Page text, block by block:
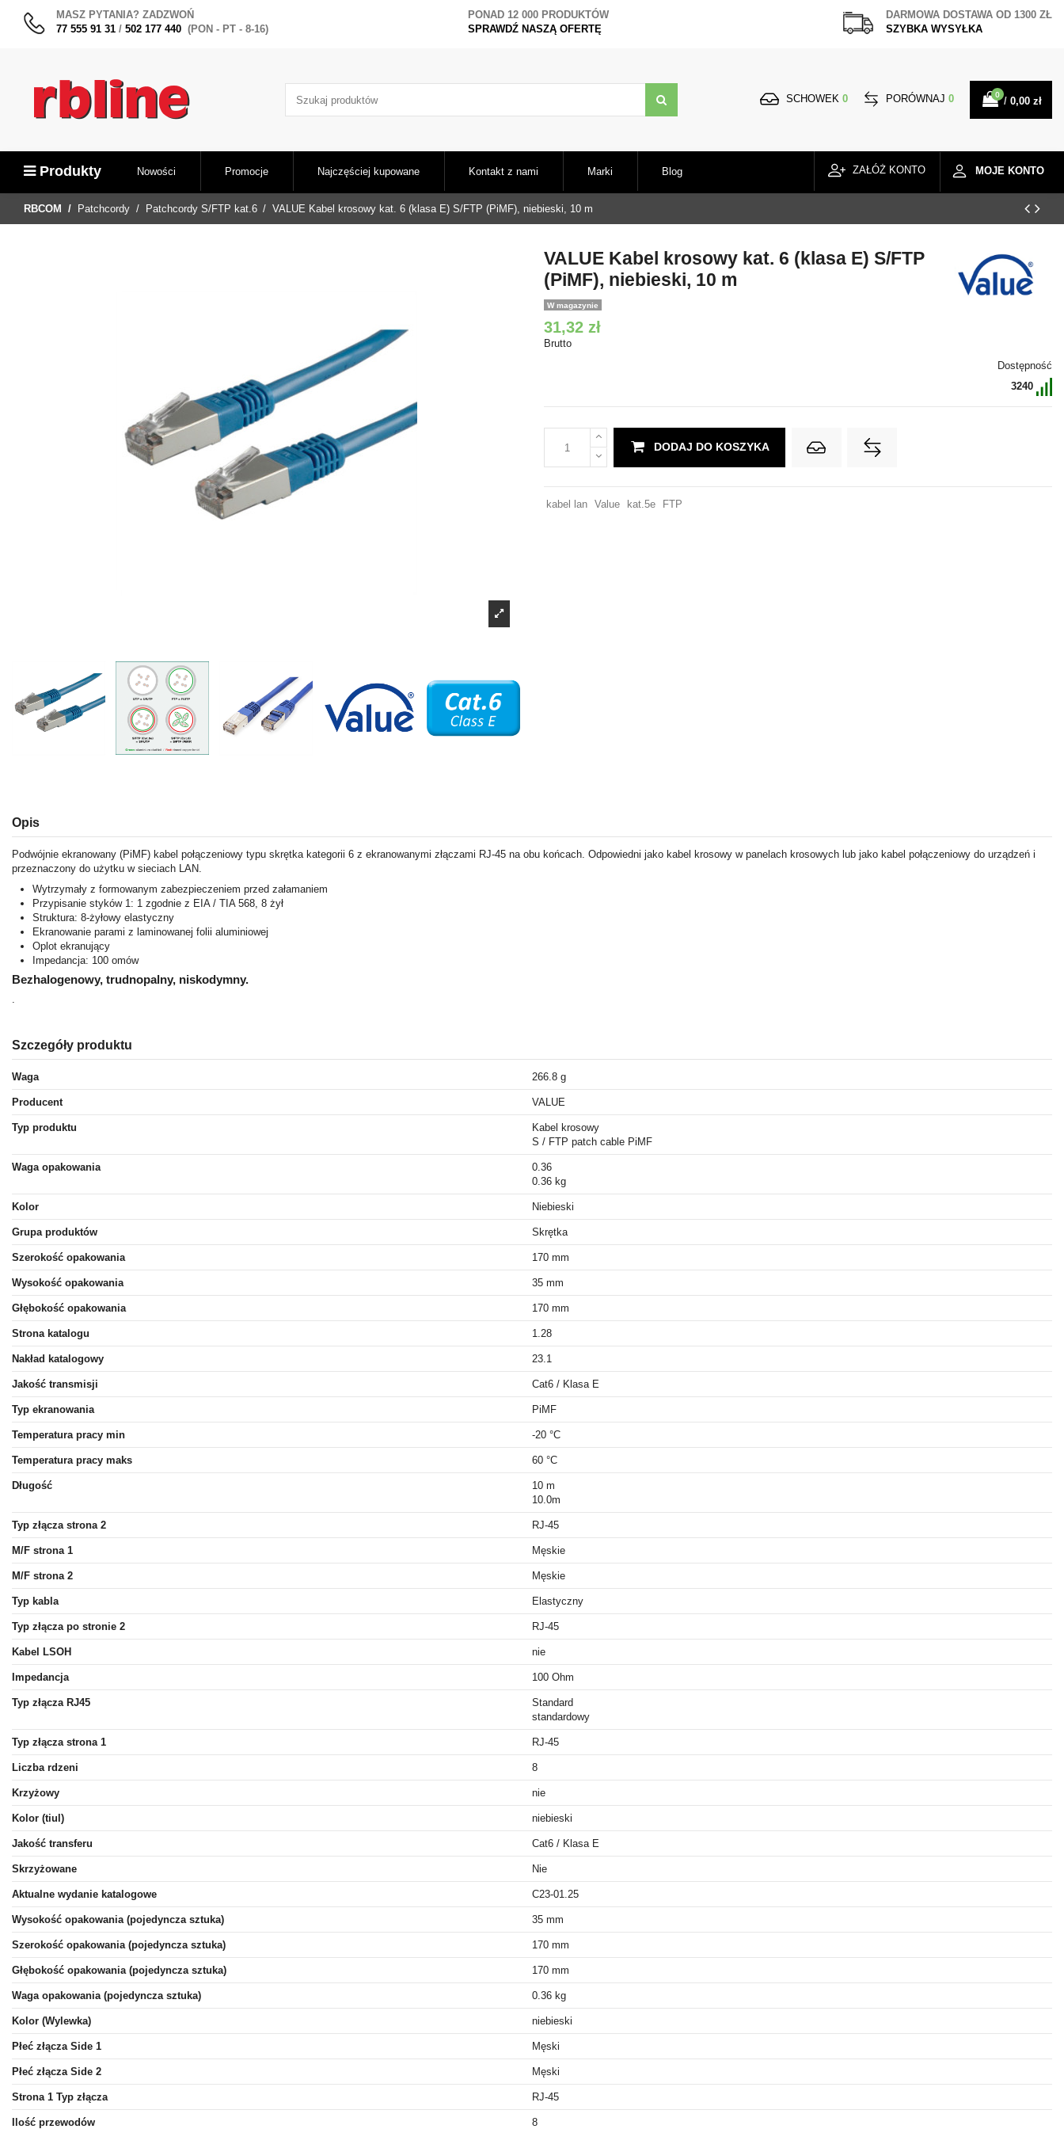
MASZ PYTANIA? ZADZWOŃ
77 555 91 31 / 502 177 440 (PON - PT - 8-16)
PONAD 12 000 PRODUKTÓW
SPRAWDŹ NASZĄ OFERTĘ
DARMOWA DOSTAWA OD 1300 ZŁ
SZYBKA WYSYŁKA
SCHOWEK 0 PORÓWNAJ 0 0
/ 0,00 zł
Produkty Nowości Promocje Najczęściej kupowane Kontakt z nami Marki Blog MOJE KONTO
ZAŁÓŻ KONTO
RBCOM Patchcordy Patchcordy S/FTP kat.6 VALUE Kabel krosowy kat. 6 (klasa E) S/FTP (PiMF), niebieski, 10 m
VALUE Kabel krosowy kat. 6 (klasa E) S/FTP
(PiMF), niebieski, 10 m
W magazynie
31,32 zł
Brutto
Dostępność
3240
DODAJ DO KOSZYKA
kabel lan Value kat.5e FTP
Opis
Podwójnie ekranowany (PiMF) kabel połączeniowy typu skrętka kategorii 6 z ekranowanymi złączami RJ-45 na obu końcach. Odpowiedni jako kabel krosowy w panelach krosowych lub jako kabel połączeniowy do urządzeń i
przeznaczony do użytku w sieciach LAN.
Wytrzymały z formowanym zabezpieczeniem przed załamaniem
Przypisanie styków 1: 1 zgodnie z EIA / TIA 568, 8 żył
Struktura: 8-żyłowy elastyczny
Ekranowanie parami z laminowanej folii aluminiowej
Oplot ekranujący
Impedancja: 100 omów
Bezhalogenowy, trudnopalny, niskodymny.
Szczegóły produktu
Waga 266.8 g
Producent VALUE
Typ produktu
Kabel krosowy
S / FTP patch cable PiMF
Waga opakowania
0.36
0.36 kg
Kolor Niebieski
Grupa produktów Skrętka
Szerokość opakowania 170 mm
Wysokość opakowania 35 mm
Głębokość opakowania 170 mm
Strona katalogu 1.28
Nakład katalogowy 23.1
Jakość transmisji Cat6 / Klasa E
Typ ekranowania PiMF
Temperatura pracy min -20 °C
Temperatura pracy maks 60 °C
Długość
10 m
10.0m
Typ złącza strona 2 RJ-45
M/F strona 1 Męskie
M/F strona 2 Męskie
Typ kabla Elastyczny
Typ złącza po stronie 2 RJ-45
Kabel LSOH nie
Impedancja 100 Ohm
Typ złącza RJ45
Standard
standardowy
Typ złącza strona 1 RJ-45
Liczba rdzeni 8
Krzyżowy nie
Kolor (tiul) niebieski
Jakość transferu Cat6 / Klasa E
Skrzyżowane Nie
Aktualne wydanie katalogowe C23-01.25
Wysokość opakowania (pojedyncza sztuka) 35 mm
Szerokość opakowania (pojedyncza sztuka) 170 mm
Głębokość opakowania (pojedyncza sztuka) 170 mm
Waga opakowania (pojedyncza sztuka) 0.36 kg
Kolor (Wylewka) niebieski
Płeć złącza Side 1 Męski
Płeć złącza Side 2 Męski
Strona 1 Typ złącza RJ-45
Ilość przewodów 8